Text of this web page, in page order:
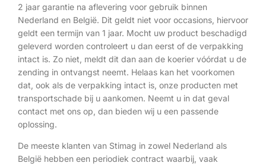
2 jaar garantie na aflevering voor gebruik binnen
Nederland en België. Dit geldt niet voor occasions, hiervoor
geldt een termijn van 1 jaar. Mocht uw product beschadigd
geleverd worden controleert u dan eerst of de verpakking
intact is. Zo niet, meldt dit dan aan de koerier vóórdat u de
zending in ontvangst neemt. Helaas kan het voorkomen
dat, ook als de verpakking intact is, onze producten met
transportschade bij u aankomen. Neemt u in dat geval
contact met ons op, dan bieden wij u een passende
oplossing.
De meeste klanten van Stimag in zowel Nederland als
België hebben een periodiek contract waarbij, vaak